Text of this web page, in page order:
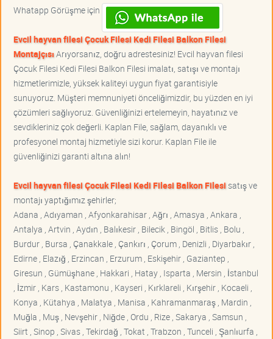
Whatapp Görüşme için
Evcil hayvan filesi Çocuk Filesi Kedi Filesi Balkon Filesi
MontajçısıArıyorsanız, doğru adrestesiniz! Evcil hayvan filesi
Çocuk Filesi Kedi Filesi Balkon Filesi imalatı, satışı ve montajı
hizmetlerimizle, yüksek kaliteyi uygun fiyat garantisiyle
sunuyoruz. Müşteri memnuniyeti önceliğimizdir, bu yüzden en iyi
çözümleri sağlıyoruz. Güvenliğinizi ertelemeyin, hayatınız ve
sevdikleriniz çok değerli. Kaplan File, sağlam, dayanıklı ve
profesyonel montaj hizmetiyle sizi korur. Kaplan File ile
güvenliğinizi garanti altına alın!
Evcil hayvan filesi Çocuk Filesi Kedi Filesi Balkon Filesisatış ve
montajı yaptığımız şehirler;
Adana , Adıyaman , Afyonkarahisar , Ağrı , Amasya , Ankara ,
Antalya , Artvin , Aydın , Balıkesir , Bilecik , Bingöl , Bitlis , Bolu ,
Burdur , Bursa , Çanakkale , Çankırı , Çorum , Denizli , Diyarbakır ,
Edirne , Elazığ , Erzincan , Erzurum , Eskişehir , Gaziantep ,
Giresun , Gümüşhane , Hakkari , Hatay , Isparta , Mersin , İstanbul
, İzmir , Kars , Kastamonu , Kayseri , Kırklareli , Kırşehir , Kocaeli ,
Konya , Kütahya , Malatya , Manisa , Kahramanmaraş , Mardin ,
Muğla , Muş , Nevşehir , Niğde , Ordu , Rize , Sakarya , Samsun ,
Siirt , Sinop , Sivas , Tekirdağ , Tokat , Trabzon , Tunceli , Şanlıurfa ,